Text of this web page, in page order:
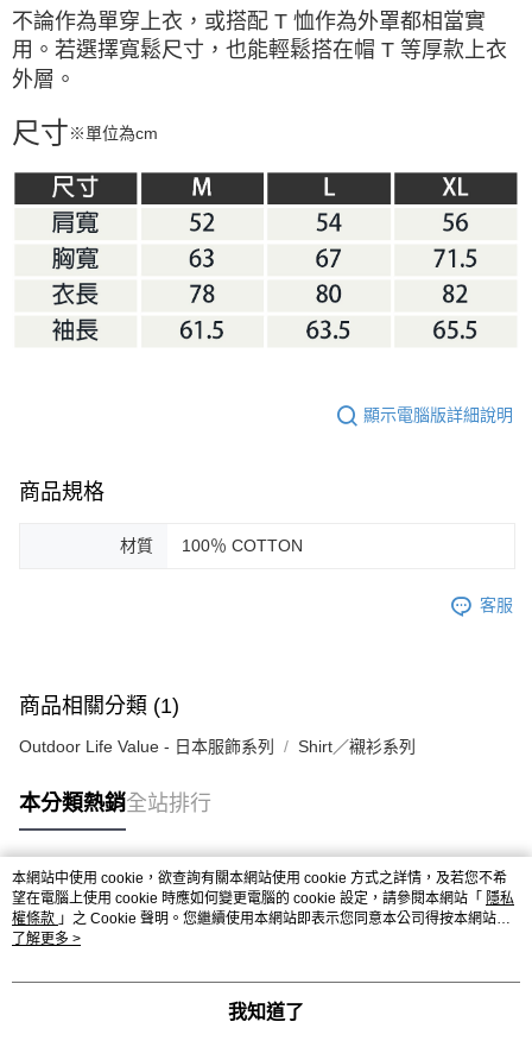
不論作為單穿上衣，或搭配 T 恤作為外罩都相當實
用。若選擇寬鬆尺寸，也能輕鬆搭在帽 T 等厚款上衣
外層。
尺寸※單位為cm
顯示電腦版詳細說明
商品規格
材質 100％ COTTON
客服
商品相關分類 (1)
Outdoor Life Value - 日本服飾系列 Shirt／襯衫系列
本分類熱銷全站排行
熱門標籤
本網站中使用 cookie，欲查詢有關本網站使用 cookie 方式之詳情，及若您不希
望在電腦上使用 cookie 時應如何變更電腦的 cookie 設定，請參閱本網站「 隱私
權條款 」之 Cookie 聲明。您繼續使用本網站即表示您同意本公司得按本網站使
用條款之 Cookie 聲明使用 cookie。
了解更多 >
我知道了